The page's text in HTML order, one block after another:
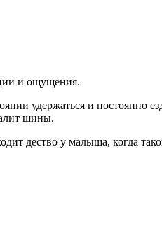
и ощущения.
удержаться и постоянно
шины.
дество у малыша, когда